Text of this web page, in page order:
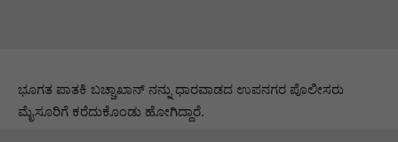
ಭೂಗತ ಪಾತಕಿ ಬಚ್ಚಾಖಾನ್ ನನ್ನು ಧಾರವಾಡದ ಉಪನಗರ ಪೊಲೀಸರು
ಮೈಸೂರಿಗೆ ಕರೆದುಕೊಂಡು ಹೋಗಿದ್ದಾರೆ.